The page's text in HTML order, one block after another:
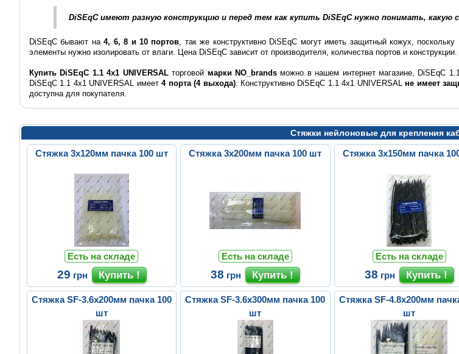
DiSEqC имеют разную конструкцию и перед тем как купить DiSEqC нужно понимать,
DiSEqC бывают на4, 6, 8 и 10 портов, так же конструктивно DiSEqC могут иметь защитный кожух,
элементы нужно изолировать от влаги. Цена DiSEqC зависит от производителя, количества портов и конструкции.
Купить DiSEqC 1.1 4x1 UNIVERSALторговой марки NO_brandsможно в нашем интернет магазине, DiSEqC
DiSEqC 1.1 4x1 UNIVERSAL имеет4 порта (4 выхода). Конструктивно DiSEqC 1.1 4x1 UNIVERSALне имеет
доступна для покупателя.
Стяжки нейлоновые для крепления
Стяжка 3х120мм пачка 100 шт
Есть на складе
29 грн
Стяжка 3х200мм пачка 100 шт
Есть на складе
38 грн
Стяжка 3х150мм пачка
Есть на складе
38 грн
Стяжка SF-3.6x200мм пачка 100
шт
Стяжка SF-3.6х300мм пачка 100
шт
Стяжка SF-4.8х200мм
шт